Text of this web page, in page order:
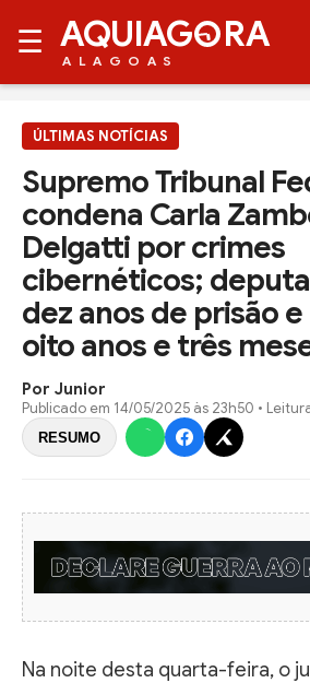
☰ AQUIAG RA
ALAGOAS
ÚLTIMAS NOTÍCIAS
Supremo Tribunal
condena Carla
Delgatti por crimes
cibernéticos;
dez anos de prisão
oito anos e três
Por Junior
Publicado em 14/05/2025 às 23h50 •
RESUMO
Na noite desta quarta-feira, o